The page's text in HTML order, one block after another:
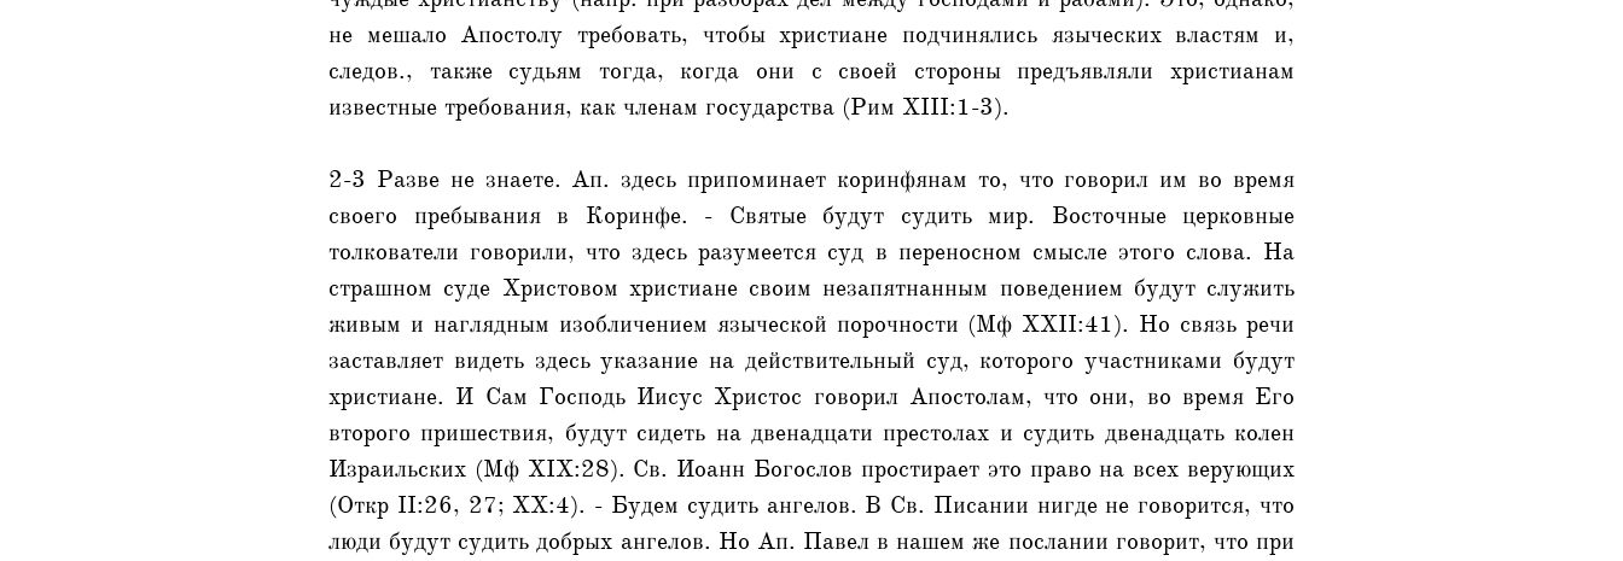
не мешало Апостолу требовать, чтобы христиане подчинялись языческих властям и,
следов., также судьям тогда, когда они с своей стороны предъявляли христианам
известные требования, как членам государства (Рим XIII:1-3).
2-3 Разве не знаете. Ап. здесь припоминает коринфянам то, что говорил им во время
своего пребывания в Коринфе. - Святые будут судить мир. Восточные церковные
толкователи говорили, что здесь разумеется суд в переносном смысле этого слова. На
страшном суде Христовом христиане своим незапятнанным поведением будут служить
живым и наглядным изобличением языческой порочности (Мф XXII:41). Но связь речи
заставляет видеть здесь указание на действительный суд, которого участниками будут
христиане. И Сам Господь Иисус Христос говорил Апостолам, что они, во время Его
второго пришествия, будут сидеть на двенадцати престолах и судить двенадцать колен
Израильских (Мф XIX:28). Св. Иоанн Богослов простирает это право на всех верующих
(Откр II:26, 27; XX:4). - Будем судить ангелов. В Св. Писании нигде не говорится, что
люди будут судить добрых ангелов. Но Ап. Павел в нашем же послании говорит, что при